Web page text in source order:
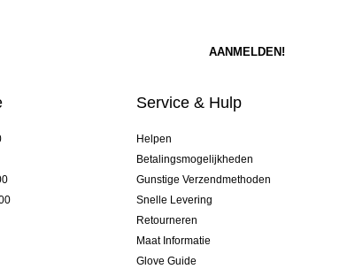
Service & Hulp
Helpen
Betalingsmogelijkheden
Gunstige Verzendmethoden
Snelle Levering
Retourneren
Maat Informatie
Glove Guide